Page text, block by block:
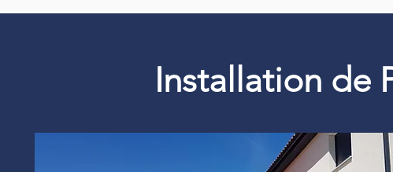
Installation de